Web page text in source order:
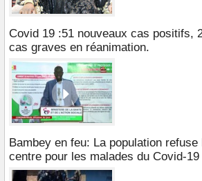
Covid 19 :51 nouveaux cas positifs,
cas graves en réanimation.
Bambey en feu: La population
centre pour les malades du Covid-19